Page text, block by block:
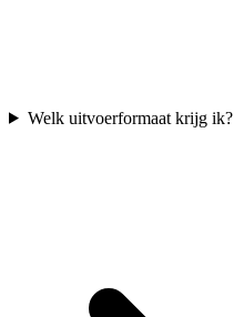
Welk uitvoerformaat krijg ik?